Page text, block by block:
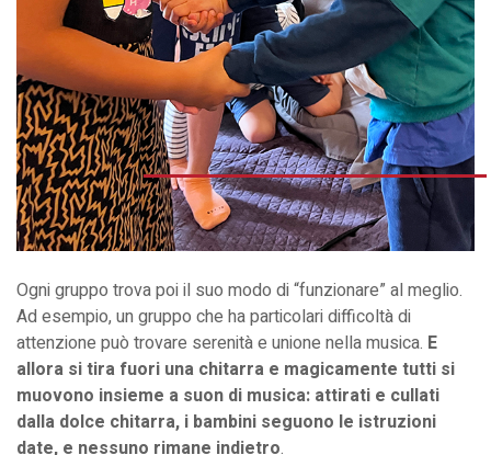
Ogni gruppo trova poi il suo modo di “funzionare” al meglio.
Ad esempio, un gruppo che ha particolari difficoltà di
attenzione può trovare serenità e unione nella musica. E
allora si tira fuori una chitarra e magicamente tutti si
muovono insieme a suon di musica: attirati e cullati
dalla dolce chitarra, i bambini seguono le istruzioni
date, e nessuno rimane indietro.